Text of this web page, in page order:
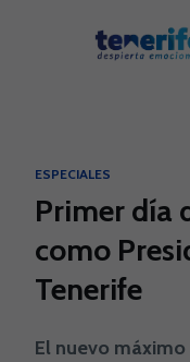
ESPECIALES
Primer día
como
Tenerife
El nuevo